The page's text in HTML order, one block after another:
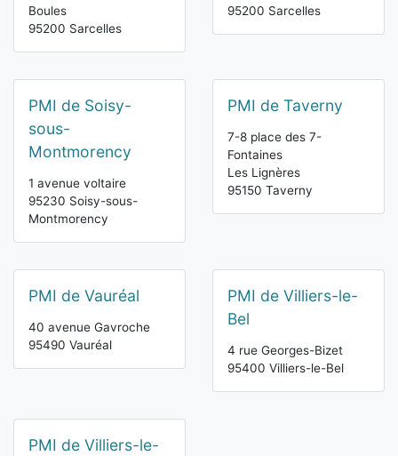
Boules
95200 Sarcelles
95200 Sarcelles
PMI de Soisy-
sous-
Montmorency
1 avenue voltaire
95230 Soisy-sous-
Montmorency
PMI de Taverny
7-8 place des 7-
Fontaines
Les Lignères
95150 Taverny
PMI de Vauréal
40 avenue Gavroche
95490 Vauréal
PMI de Villiers-le-
Bel
4 rue Georges-Bizet
95400 Villiers-le-Bel
PMI de Villiers-le-